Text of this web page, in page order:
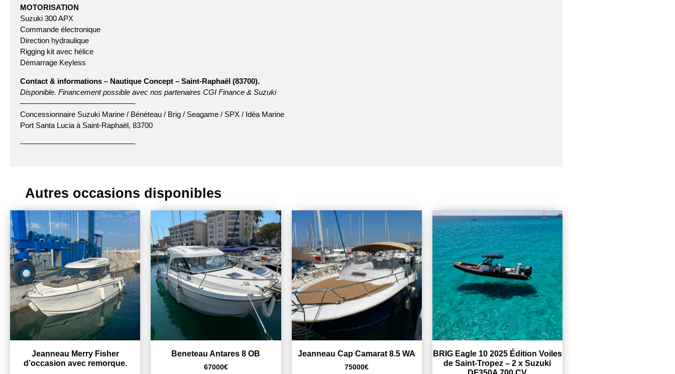
MOTORISATION
Suzuki 300 APX
Commande électronique
Direction hydraulique
Rigging kit avec hélice
Démarrage Keyless
Contact & informations – Nautique Concept – Saint-Raphaël (83700).
Disponible. Financement possible avec nos partenaires CGI Finance & Suzuki
———————————————-
Concessionnaire Suzuki Marine / Bénéteau / Brig / Seagame / SPX / Idéa Marine
Port Santa Lucia à Saint-Raphaël, 83700
———————————————-
Autres occasions disponibles
Jeanneau Merry Fisher
d’occasion avec remorque.
Beneteau Antares 8 OB
67000€
Jeanneau Cap Camarat 8.5 WA
75000€
BRIG Eagle 10 2025 Édition Voiles
de Saint-Tropez – 2 x Suzuki